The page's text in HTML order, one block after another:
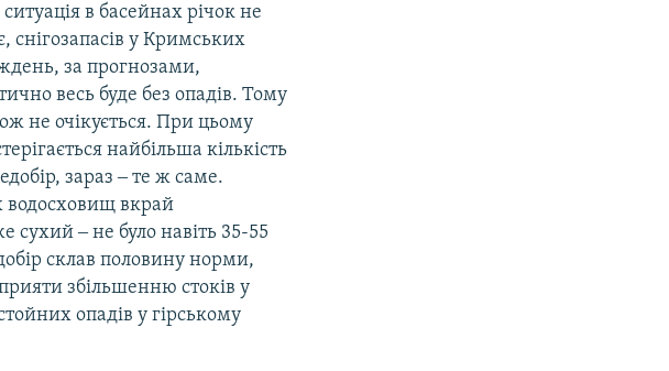
в басейнах річок не
снігозапасів у Кримських
за прогнозами,
весь буде без опадів. Тому
не очікується. При цьому
найбільша кількість
зараз ‒ те ж саме.
водосховищ вкрай
сухий ‒ не було навіть 35-55
склав половину норми,
збільшенню стоків у
опадів у гірському